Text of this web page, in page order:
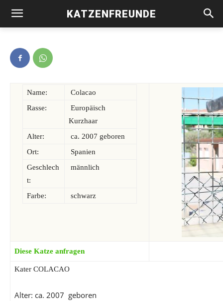
KATZENFREUNDE
Colacao-vermittelt-
Name:
Colacao
Rasse:
Europäisch
Kurzhaar
Alter:
ca. 2007 geboren
Ort:
Spanien
Geschlech
t:
männlich
Farbe: schwarz
Diese Katze anfragen
Kater COLACAO
Alter: ca. 2007 geboren